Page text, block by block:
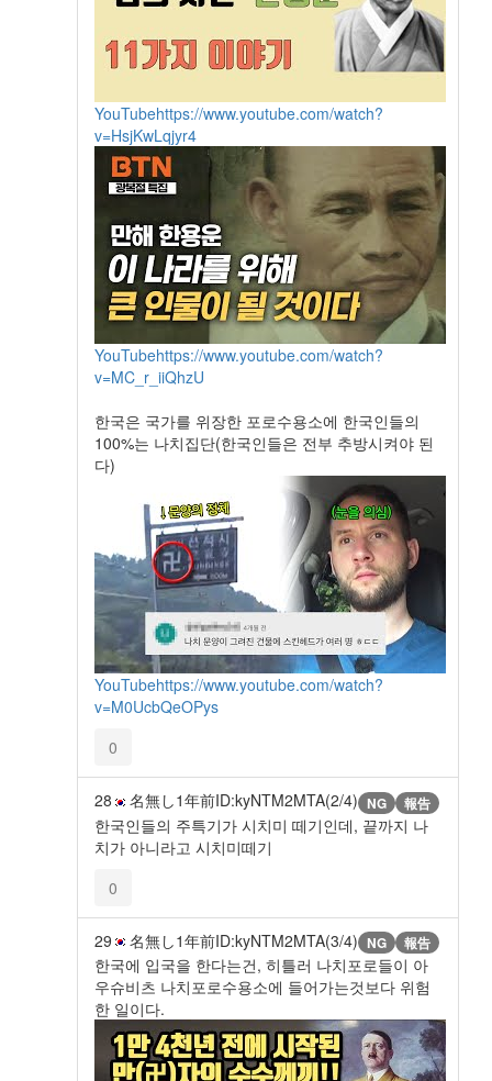
YouTubehttps://www.youtube.com/watch?
v=HsjKwLqjyr4
YouTubehttps://www.youtube.com/watch?
v=MC_r_iiQhzU
한국은 국가를 위장한 포로수용소에 한국인들의
100%는 나치집단(한국인들은 전부 추방시켜야 된
다)
YouTubehttps://www.youtube.com/watch?
v=M0UcbQeOPys
0
28 名無し1年前ID:kyNTM2MTA(2/4) NG 報告
한국인들의 주특기가 시치미 떼기인데, 끝까지 나
치가 아니라고 시치미떼기
0
29 名無し1年前ID:kyNTM2MTA(3/4) NG 報告
한국에 입국을 한다는건, 히틀러 나치포로들이 아
우슈비츠 나치포로수용소에 들어가는것보다 위험
한 일이다.